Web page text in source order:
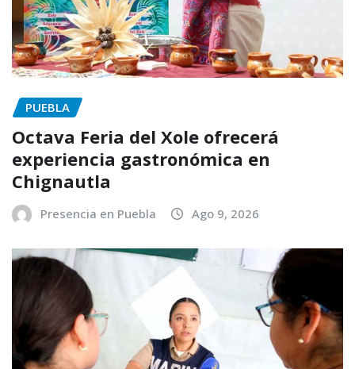
PUEBLA
Octava Feria del Xole ofrecerá
experiencia gastronómica en
Chignautla
Presencia en Puebla Ago 9, 2026